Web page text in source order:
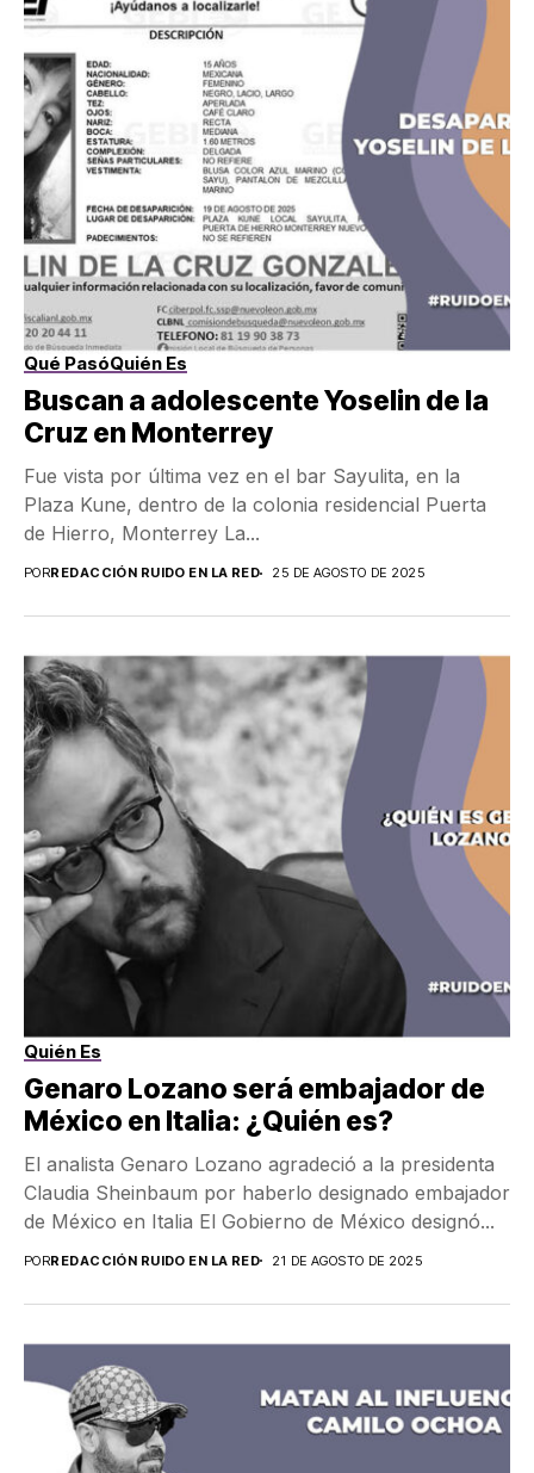
Qué PasóQuién Es
Buscan a adolescente Yoselin de la
Cruz en Monterrey
Fue vista por última vez en el bar Sayulita, en la
Plaza Kune, dentro de la colonia residencial Puerta
de Hierro, Monterrey La...
PORREDACCIÓN RUIDO EN LA RED 25 DE AGOSTO DE 2025
Quién Es
Genaro Lozano será embajador de
México en Italia: ¿Quién es?
El analista Genaro Lozano agradeció a la presidenta
Claudia Sheinbaum por haberlo designado embajador
de México en Italia El Gobierno de México designó...
PORREDACCIÓN RUIDO EN LA RED 21 DE AGOSTO DE 2025